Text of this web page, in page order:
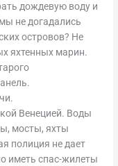
дождевую воду и
не догадались
островов? Не
яхтенных марин.
Венецией. Воды
мосты, яхты
полиция не дает
иметь спас-жилеты